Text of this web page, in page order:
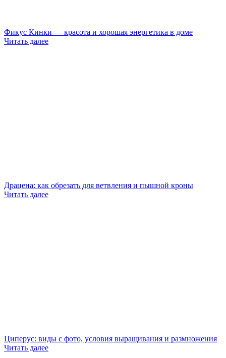
Фикус Кинки — красота и хорошая энергетика в доме
Читать далее
Драцена: как обрезать для ветвления и пышной кроны
Читать далее
Циперус: виды с фото, условия выращивания и размножения
Читать далее